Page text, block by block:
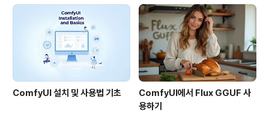
멋지네요. Credit을 보니 여기도 Sanborn에서 제작했습
니다. 아래는 샌프란시스코의 모습입니다. 가운데쯤 있는
삼각형의 건물은 샌프란시스코의 대표적인 랜드마크(Lan
ComfyUI 설치 및 사용법 기초
ComfyUI에서 Flux GGUF 사
용하기